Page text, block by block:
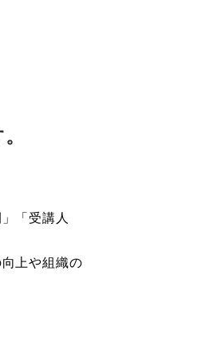
「受講人
上や組織の